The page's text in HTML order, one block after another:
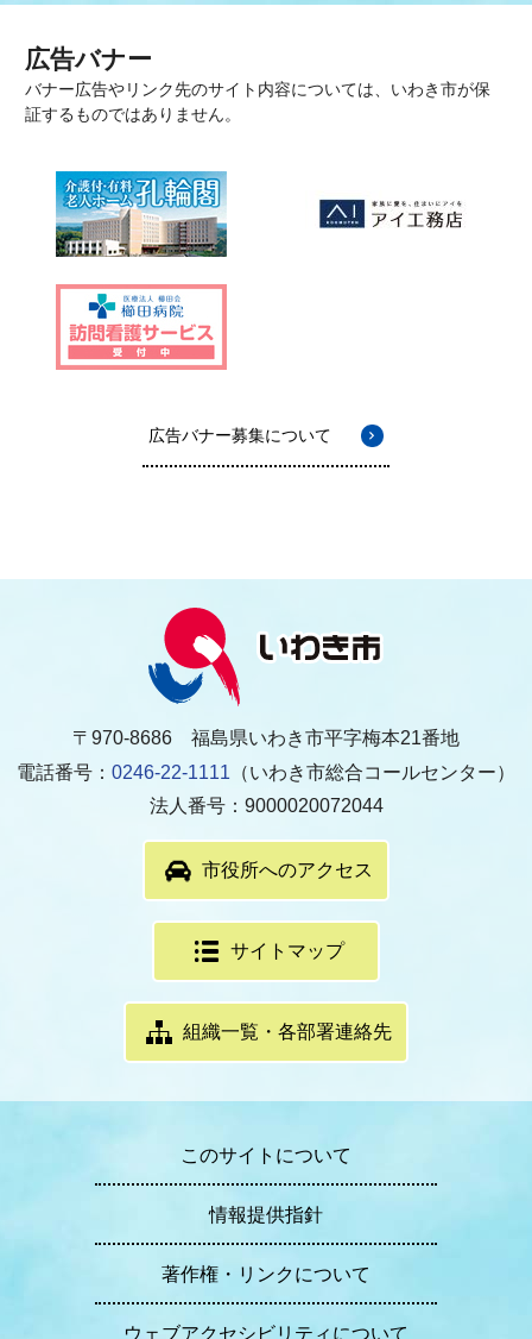
広告バナー
バナー広告やリンク先のサイト内容については、いわき市が保
証するものではありません。
広告バナー募集について
〒970-8686 福島県いわき市平字梅本21番地
電話番号： 0246-22-1111 （いわき市総合コールセンター）
法人番号：9000020072044
市役所へのアクセス
サイトマップ
組織一覧・各部署連絡先
このサイトについて
情報提供指針
著作権・リンクについて
ウェブアクセシビリティについて